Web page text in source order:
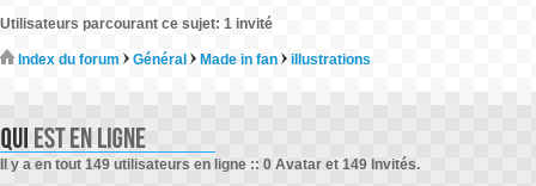
Utilisateurs parcourant ce sujet: 1 invité
Index du forum Général Made in fan illustrations
Il y a en tout 149 utilisateurs en ligne :: 0 Avatar et 149 Invités.